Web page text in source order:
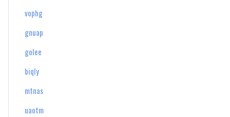
vophg
gnuap
golee
biqly
mtnas
uaotm